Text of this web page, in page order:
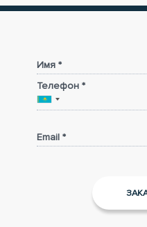
Имя *
Телефон *
Email *